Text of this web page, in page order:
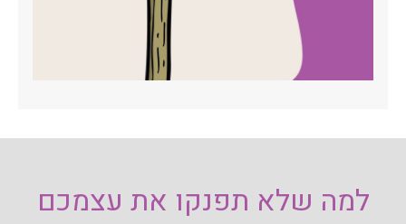
למה שלא תפנקו את עצמכם